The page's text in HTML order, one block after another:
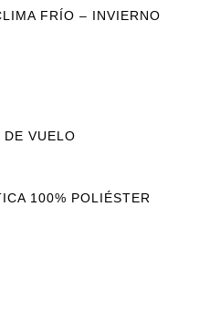
FRÍO – INVIERNO
VUELO
100% POLIÉSTER